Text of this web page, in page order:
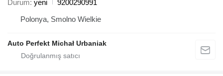
Durum yeni
9200290991
Polonya, Smolno Wielkie
Auto Perfekt Michał Urbaniak